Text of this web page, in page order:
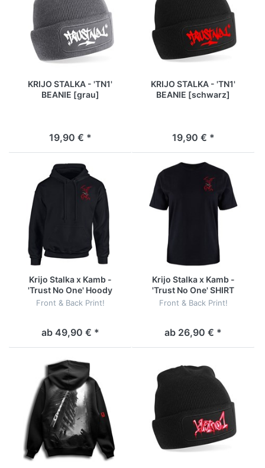
KRIJO STALKA - 'TN1'
BEANIE [grau]
19,90 € *
KRIJO STALKA - 'TN1'
BEANIE [schwarz]
19,90 € *
Krijo Stalka x Kamb -
'Trust No One' Hoody
[schwarz]
Front & Back Print!
ab 49,90 € *
Krijo Stalka x Kamb -
'Trust No One' SHIRT
[schwarz]
Front & Back Print!
ab 26,90 € *